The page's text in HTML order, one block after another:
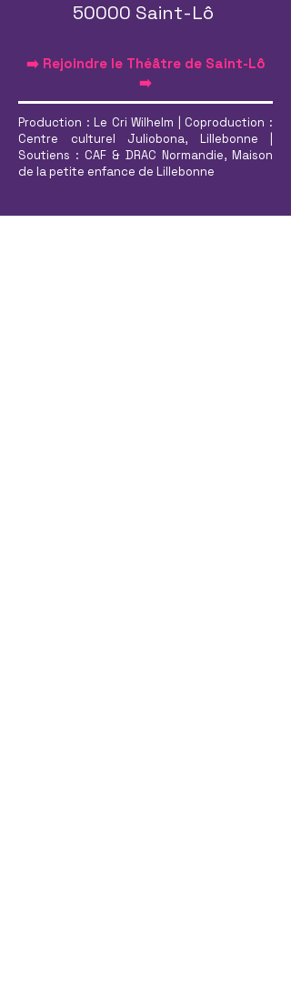
50000 Saint-Lô
➡️ Rejoindre le Théâtre de Saint-Lô
➡️
Production : Le Cri Wilhelm | Coproduction :
Centre culturel Juliobona, Lillebonne |
Soutiens : CAF & DRAC Normandie, Maison
de la petite enfance de Lillebonne